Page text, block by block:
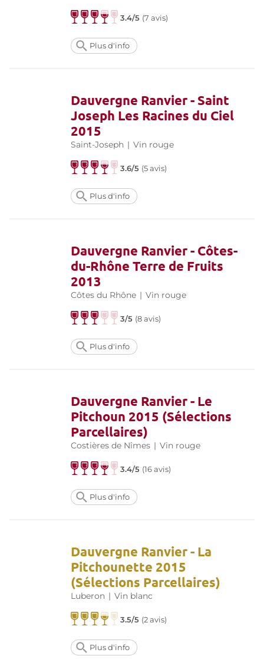
3.4/5 (7 avis)
Plus d'info
Dauvergne Ranvier - Saint
Joseph Les Racines du Ciel
2015
Saint-Joseph | Vin rouge
3.6/5 (5 avis)
Plus d'info
Dauvergne Ranvier - Côtes-
du-Rhône Terre de Fruits
2013
Côtes du Rhône | Vin rouge
3/5 (8 avis)
Plus d'info
Dauvergne Ranvier - Le
Pitchoun 2015 (Sélections
Parcellaires)
Costières de Nîmes | Vin rouge
3.4/5 (16 avis)
Plus d'info
Dauvergne Ranvier - La
Pitchounette 2015
(Sélections Parcellaires)
Luberon | Vin blanc
3.5/5 (2 avis)
Plus d'info